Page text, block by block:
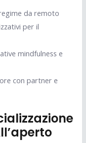
da remoto
per il
mindfulness e
con partner e